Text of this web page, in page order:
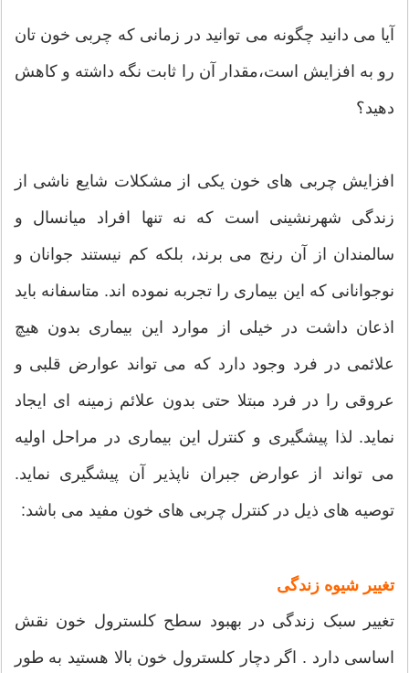
آیا می دانید چگونه می توانید در زمانی که چربی خون تان
رو به افزایش است،مقدار آن را ثابت نگه داشته و کاهش
دهید؟
افزایش چربی های خون یکی از مشکلات شایع ناشی از
زندگی شهرنشینی است که نه تنها افراد میانسال و
سالمندان از آن رنج می برند، بلکه کم نیستند جوانان و
نوجوانانی که این بیماری را تجربه نموده اند. متاسفانه باید
اذعان داشت در خیلی از موارد این بیماری بدون هیچ
علائمی در فرد وجود دارد که می تواند عوارض قلبی و
عروقی را در فرد مبتلا حتی بدون علائم زمینه ای ایجاد
نماید. لذا پیشگیری و کنترل این بیماری در مراحل اولیه
می تواند از عوارض جبران ناپذیر آن پیشگیری نماید.
توصیه های ذیل در کنترل چربی های خون مفید می باشد:
تغییر شیوه زندگی
تغییر سبک زندگی در بهبود سطح کلسترول خون نقش
اساسی دارد . اگر دچار کلسترول خون بالا هستید به طور